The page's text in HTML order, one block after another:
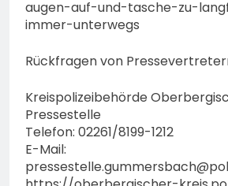
augen-auf-und-tasche-zu-
immer-unterwegs
Rückfragen von
Kreispolizeibehörde
Pressestelle
Telefon: 02261/8199-1212
E-Mail: